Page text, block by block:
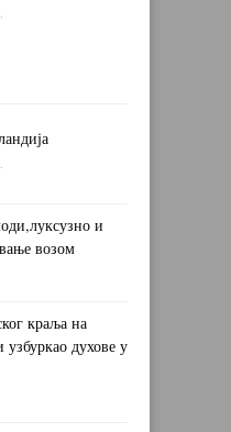
и
возом
краља на
узбуркао духове у